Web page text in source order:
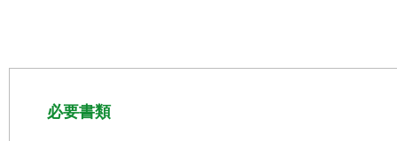
必要書類